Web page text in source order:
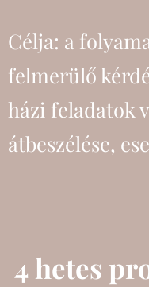
Célja: a
felmerülő
házi feladatok
átbeszélése,
4 hetes